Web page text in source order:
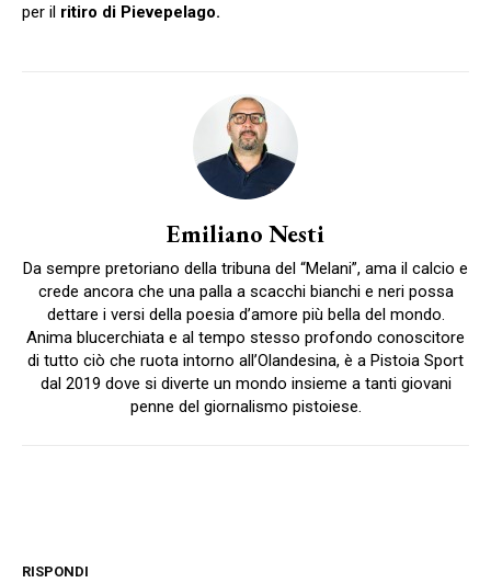
per il ritiro di Pievepelago.
Emiliano Nesti
Da sempre pretoriano della tribuna del “Melani”, ama il calcio e
crede ancora che una palla a scacchi bianchi e neri possa
dettare i versi della poesia d’amore più bella del mondo.
Anima blucerchiata e al tempo stesso profondo conoscitore
di tutto ciò che ruota intorno all’Olandesina, è a Pistoia Sport
dal 2019 dove si diverte un mondo insieme a tanti giovani
penne del giornalismo pistoiese.
RISPONDI